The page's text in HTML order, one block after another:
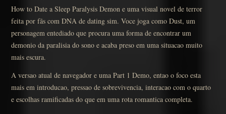
How to Date a Sleep Paralysis Demon e uma visual novel de terror
feita por fãs com DNA de dating sim. Voce joga como Dust, um
personagem entediado que procura uma forma de encontrar um
demonio da paralisia do sono e acaba preso em uma situacao muito
mais escura.
A versao atual de navegador e uma Part 1 Demo, entao o foco esta
mais em introducao, pressao de sobrevivencia, interacao com o quarto
e escolhas ramificadas do que em uma rota romantica completa.